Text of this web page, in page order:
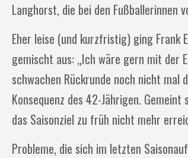
Langhorst, die bei den
Eher leise (und kurzfristig) ging Frank
gemischt aus: „Ich wäre gern mit der
schwachen Rückrunde noch nicht
Konsequenz des 42-Jährigen.
das Saisonziel zu früh nicht mehr
Probleme, die sich im letzten